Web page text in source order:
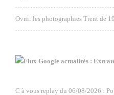
Ovni: les photographies Trent de
Google actualités :
C à vous replay du 06/08/2026 :